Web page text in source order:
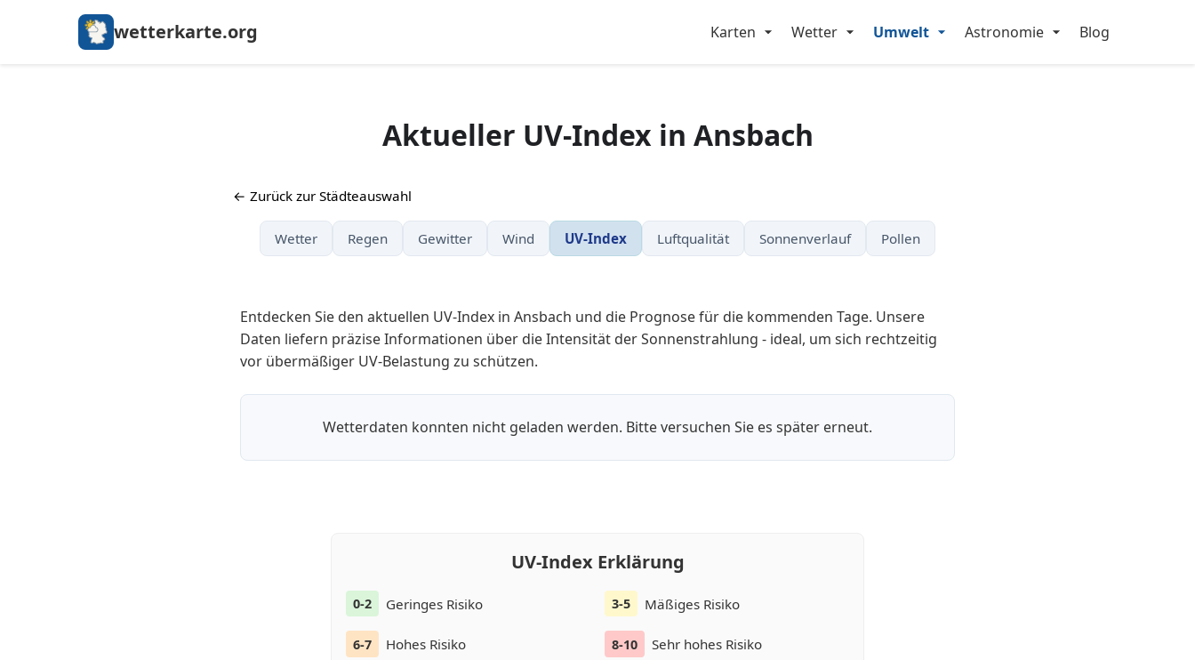
wetterkarte.org Karten Wetter Umwelt Astronomie Blog
Aktueller UV-Index in Ansbach
← Zurück zur Städteauswahl
Wetter Regen Gewitter Wind UV-Index Luftqualität Sonnenverlauf Pollen
Entdecken Sie den aktuellen UV-Index in Ansbach und die Prognose für die kommenden Tage. Unsere
Daten liefern präzise Informationen über die Intensität der Sonnenstrahlung - ideal, um sich rechtzeitig
vor übermäßiger UV-Belastung zu schützen.
Wetterdaten konnten nicht geladen werden. Bitte versuchen Sie es später erneut.
UV-Index Erklärung
0-2 Geringes Risiko 3-5 Mäßiges Risiko
6-7 Hohes Risiko 8-10 Sehr hohes Risiko